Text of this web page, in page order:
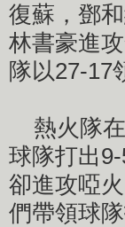
復蘇，鄧
林書豪進
隊以27-17
熱火隊在
球隊打出
卻進攻啞
們帶領球